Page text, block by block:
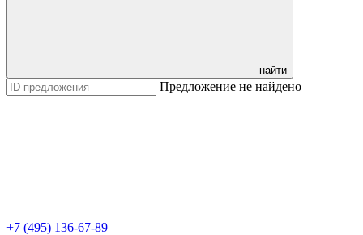
найти
Предложение не найдено
+7 (495) 136-67-89